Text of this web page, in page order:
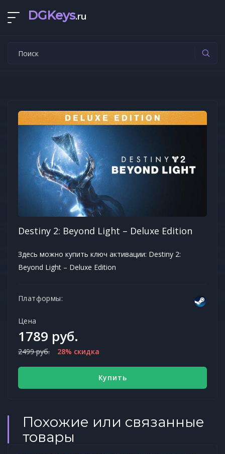
DGKeys.ru
Destiny 2: Beyond Light – Deluxe Edition
Здесь можно купить ключ активации: Destiny 2:
Beyond Light – Deluxe Edition
Платформы:
Цена
1789 руб.
2499 руб. 28% скидка
Купить
Похожие или связанные
товары